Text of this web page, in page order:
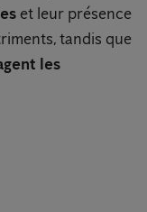
et leur présence
tandis que
les